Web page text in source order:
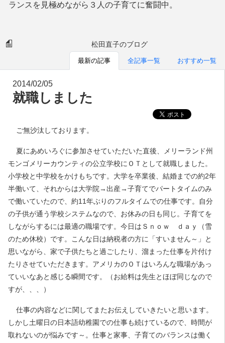
ランスを見極めながら３人の子育てに奮闘中。
松田直子のブログ
最新の記事 全記事一覧 おすすめ一覧
2014/02/05
就職しました
ご無沙汰しております。
夏にあめいろぐに参加させていただいた直後、メリーランド州
モンゴメリーカウンティの公立学校にＯＴとして就職しました。
小学校と中学校をかけもちです。大学を卒業後、結婚までの約2年
半働いて、それからは大学院→出産→子育てでパートタイムのみ
で働いていたので、約11年ぶりのフルタイムでの仕事です。自分
の子供が通う学校システムなので、お休みの日も同じ。子育てを
しながらするには最適の職場です。今日はＳｎｏｗ ｄａｙ（雪
のため休校）です。こんな日は納税者の方に「すいません～」と
思いながら、家で子供たちと過ごしたり、溜まった仕事を片付け
たりさせていただきます。アメリカのＯＴはいろんな職場があっ
ていいなあと感じる瞬間です。（お給料は先生とほぼ同じなので
すが、、、）
仕事の内容などに関してまたお伝えしていきたいと思います。
しかし土曜日の日本語幼稚園での仕事も続けているので、時間が
取れないのが悩みです～。仕事と家事、子育てのバランスは働く